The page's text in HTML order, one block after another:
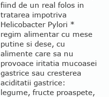
fiind de un real folos in
tratarea impotriva
Helicobacter Pylori *
regim alimentar cu mese
putine si dese, cu
alimente care sa nu
provoace iritatia mucoasei
gastrice sau cresterea
aciditatii gastrice:
legume, fructe proaspete,